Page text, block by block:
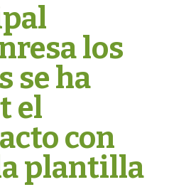
los
se ha
el
con
plantilla